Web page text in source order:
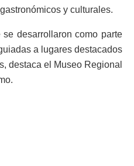
y culturales.
desarrollaron como parte
a lugares destacados
destaca el Museo Regional